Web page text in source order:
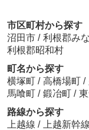
市区町村から探す
沼田市 / 利根郡み
利根郡昭和村
町名から探す
横塚町 / 高橋場町 /
馬喰町 / 鍛冶町 /
路線から探す
上越線 /
上越新幹線